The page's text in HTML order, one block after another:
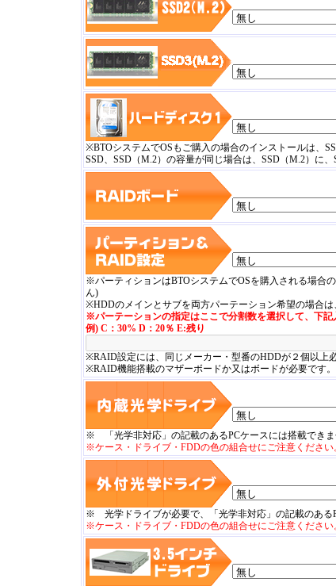
※BTOシステムでOSもご購入の場合のインストールは、
SSD、SSD（M.2）の容量が同じ場合は、SSD（M.2）に
※パーティションはBTOシステムでOSを購入される場合
ん)
※HDDのメインとサブを両方パーテーション希望の場合は
※パーテーションの指定はここで分割数を選択して、下記
例) C：30% D：20％ E:残り
※RAID設定には、同じメーカー・型番のHDDが２個以上必
※RAID機能搭載のマザーボードか又はボードが必要です。
※ 「光学非対応」の記載のあるPCケースには搭載できま
※ケース・ドライブ・FDDの色の組合せにご注意ください
※ 光学ドライブが必要で、「光学非対応」の記載のある
※ケース・ドライブ・FDDの色の組合せにご注意ください